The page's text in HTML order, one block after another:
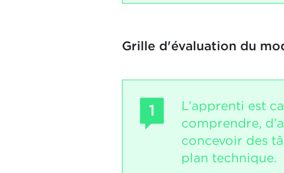
Grille d'évaluation du
1
L’apprenti est
comprendre,
concevoir des
plan technique.